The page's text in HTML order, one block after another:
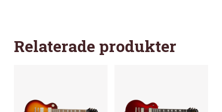
Relaterade produkter